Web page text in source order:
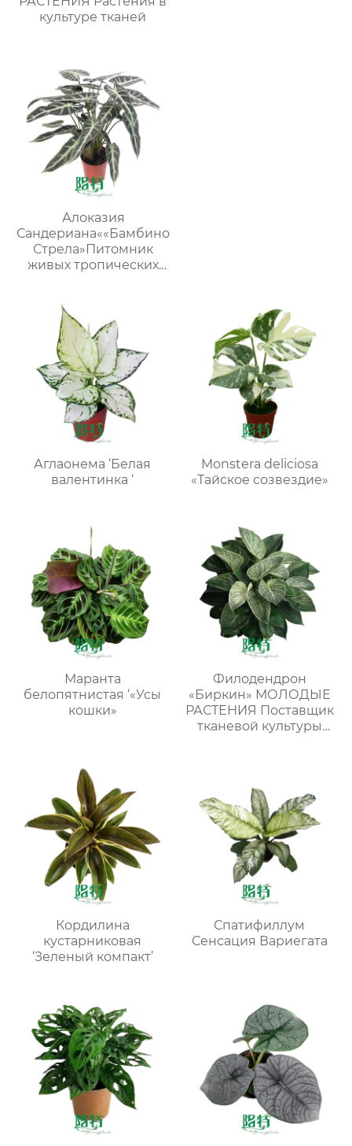
культуре тканей
Алоказия
Сандериана««Бамбино
Стрела»Питомник
живых тропических
Аглаонема ‘Белая
валентинка ‘
Monstera deliciosa
«Тайское созвездие»
Маранта
белопятнистая ‘«Усы
кошки»
Филодендрон
«Биркин» МОЛОДЫЕ
РАСТЕНИЯ Поставщик
тканевой культуры
Кордилина
кустарниковая
‘Зеленый компакт’
Спатифиллум
Сенсация Вариегата